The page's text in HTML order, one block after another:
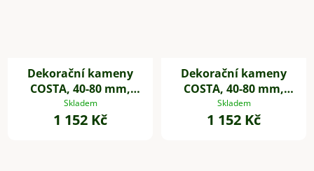
Dekorační kameny
COSTA, 40-80 mm,
plast, bílá
Skladem
1 152 Kč
Dekorační kameny
COSTA, 40-80 mm,
plast, černá
Skladem
1 152 Kč